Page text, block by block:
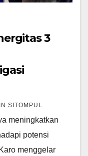
3
SITOMPUL
meningkatkan
potensi
menggelar